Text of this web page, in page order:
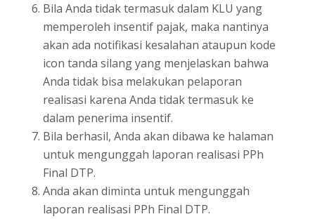
Bila Anda tidak termasuk dalam KLU yang
memperoleh insentif pajak, maka nantinya
akan ada notifikasi kesalahan ataupun kode
icon tanda silang yang menjelaskan bahwa
Anda tidak bisa melakukan pelaporan
realisasi karena Anda tidak termasuk ke
dalam penerima insentif.
Bila berhasil, Anda akan dibawa ke halaman
untuk mengunggah laporan realisasi PPh
Final DTP.
Anda akan diminta untuk mengunggah
laporan realisasi PPh Final DTP.